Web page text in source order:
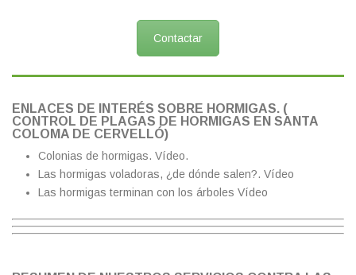
Contactar
ENLACES DE INTERÉS SOBRE HORMIGAS. (
CONTROL DE PLAGAS DE HORMIGAS EN SANTA
COLOMA DE CERVELLÓ)
Colonias de hormigas. Vídeo.
Las hormigas voladoras, ¿de dónde salen?. Vídeo
Las hormigas terminan con los árboles Vídeo